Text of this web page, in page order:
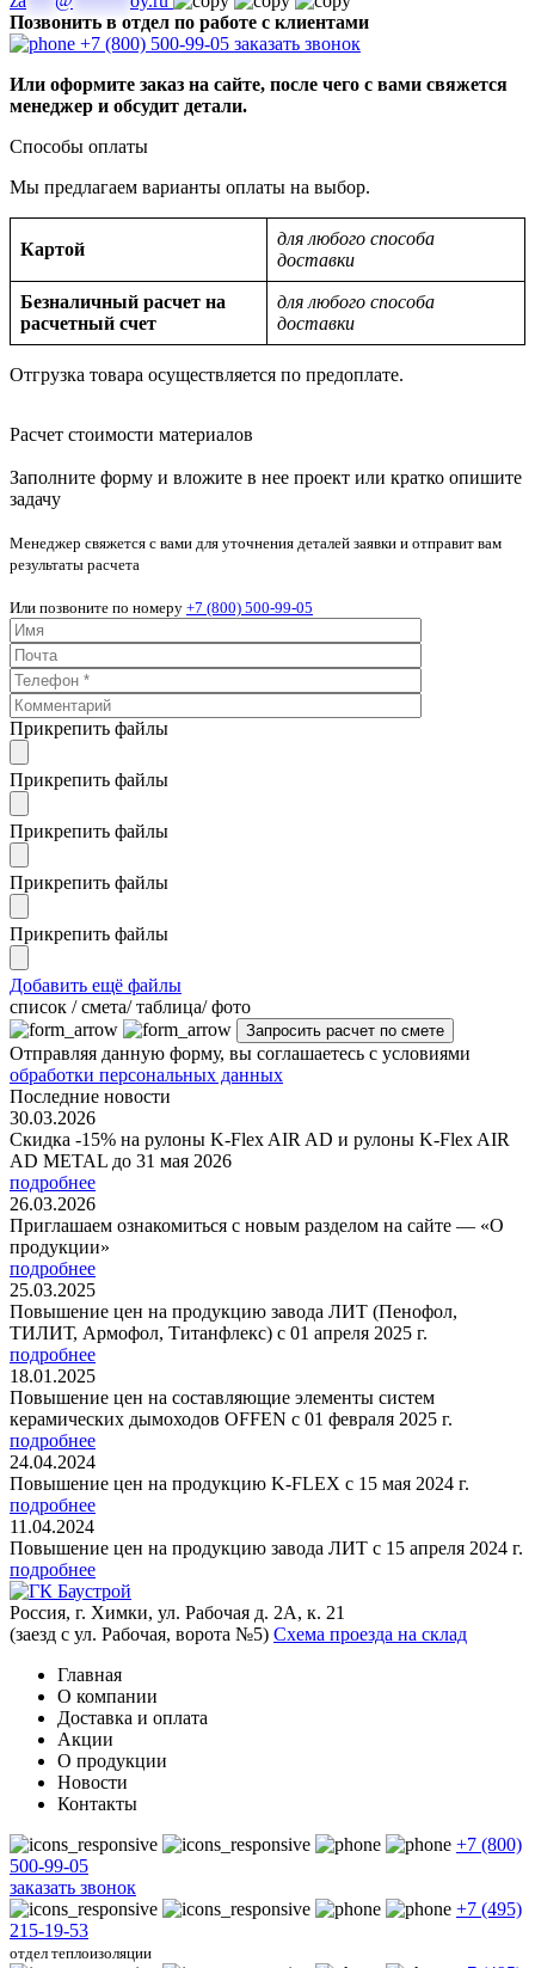
Позвонить в отдел по работе с клиентами
+7 (800) 500-99-05 заказать звонок
Или оформите заказ на сайте, после чего с вами свяжется
менеджер и обсудит детали.
Способы оплаты
Мы предлагаем варианты оплаты на выбор.
Картой
для любого способа
доставки
Безналичный расчет на
расчетный счет
для любого способа
доставки
Отгрузка товара осуществляется по предоплате.
Расчет стоимости материалов
Заполните форму и вложите в нее проект или кратко опишите
задачу
Менеджер свяжется с вами для уточнения деталей заявки и отправит вам
результаты расчета
Или позвоните по номеру +7 (800) 500-99-05
Прикрепить файлы
Прикрепить файлы
Прикрепить файлы
Прикрепить файлы
Прикрепить файлы
Добавить ещё файлы
cписок / смета/ таблица/ фото
Отправляя данную форму, вы соглашаетесь с условиями
обработки персональных данных
Последние новости
30.03.2026
Скидка -15% на рулоны K-Flex AIR AD и рулоны K-Flex AIR
AD METAL до 31 мая 2026
подробнее
26.03.2026
Приглашаем ознакомиться с новым разделом на сайте — «О
продукции»
подробнее
25.03.2025
Повышение цен на продукцию завода ЛИТ (Пенофол,
ТИЛИТ, Армофол, Титанфлекс) с 01 апреля 2025 г.
подробнее
18.01.2025
Повышение цен на составляющие элементы систем
керамических дымоходов OFFEN с 01 февраля 2025 г.
подробнее
24.04.2024
Повышение цен на продукцию K-FLEX с 15 мая 2024 г.
подробнее
11.04.2024
Повышение цен на продукцию завода ЛИТ с 15 апреля 2024 г.
подробнее
Россия, г. Химки, ул. Рабочая д. 2А, к. 21
(заезд с ул. Рабочая, ворота №5) Схема проезда на склад
Главная
О компании
Доставка и оплата
Акции
О продукции
Новости
Контакты
+7 (800)
500-99-05
заказать звонок
+7 (495)
215-19-53
отдел теплоизоляции